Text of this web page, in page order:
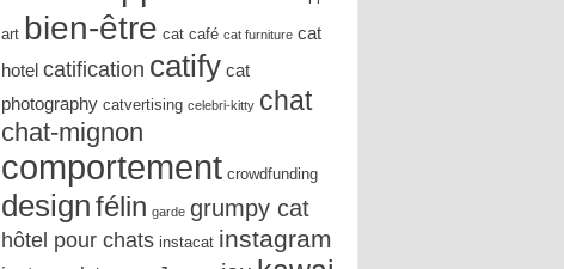
art bien-être cat café cat furniture cat
hotel catification catify cat
photography catvertising celebri-kitty chat
chat-mignon
comportement crowdfunding
designfélin garde grumpy cat
hôtel pour chats instacat instagram